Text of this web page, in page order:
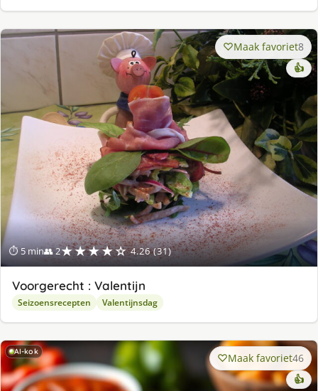
⏱ 5 min👥 2★★★★☆ 4.26 (31)
Maak favoriet8
👍
Voorgerecht : Valentijn
Seizoensrecepten Valentijnsdag
AI-kok Maak favoriet46
👍